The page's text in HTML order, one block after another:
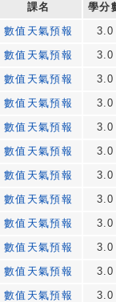
課名
學分
數值天氣預報
3.0
數值天氣預報
3.0
數值天氣預報
3.0
數值天氣預報
3.0
數值天氣預報
3.0
數值天氣預報
3.0
數值天氣預報
3.0
數值天氣預報
3.0
數值天氣預報
3.0
數值天氣預報
3.0
數值天氣預報
3.0
數值天氣預報
3.0